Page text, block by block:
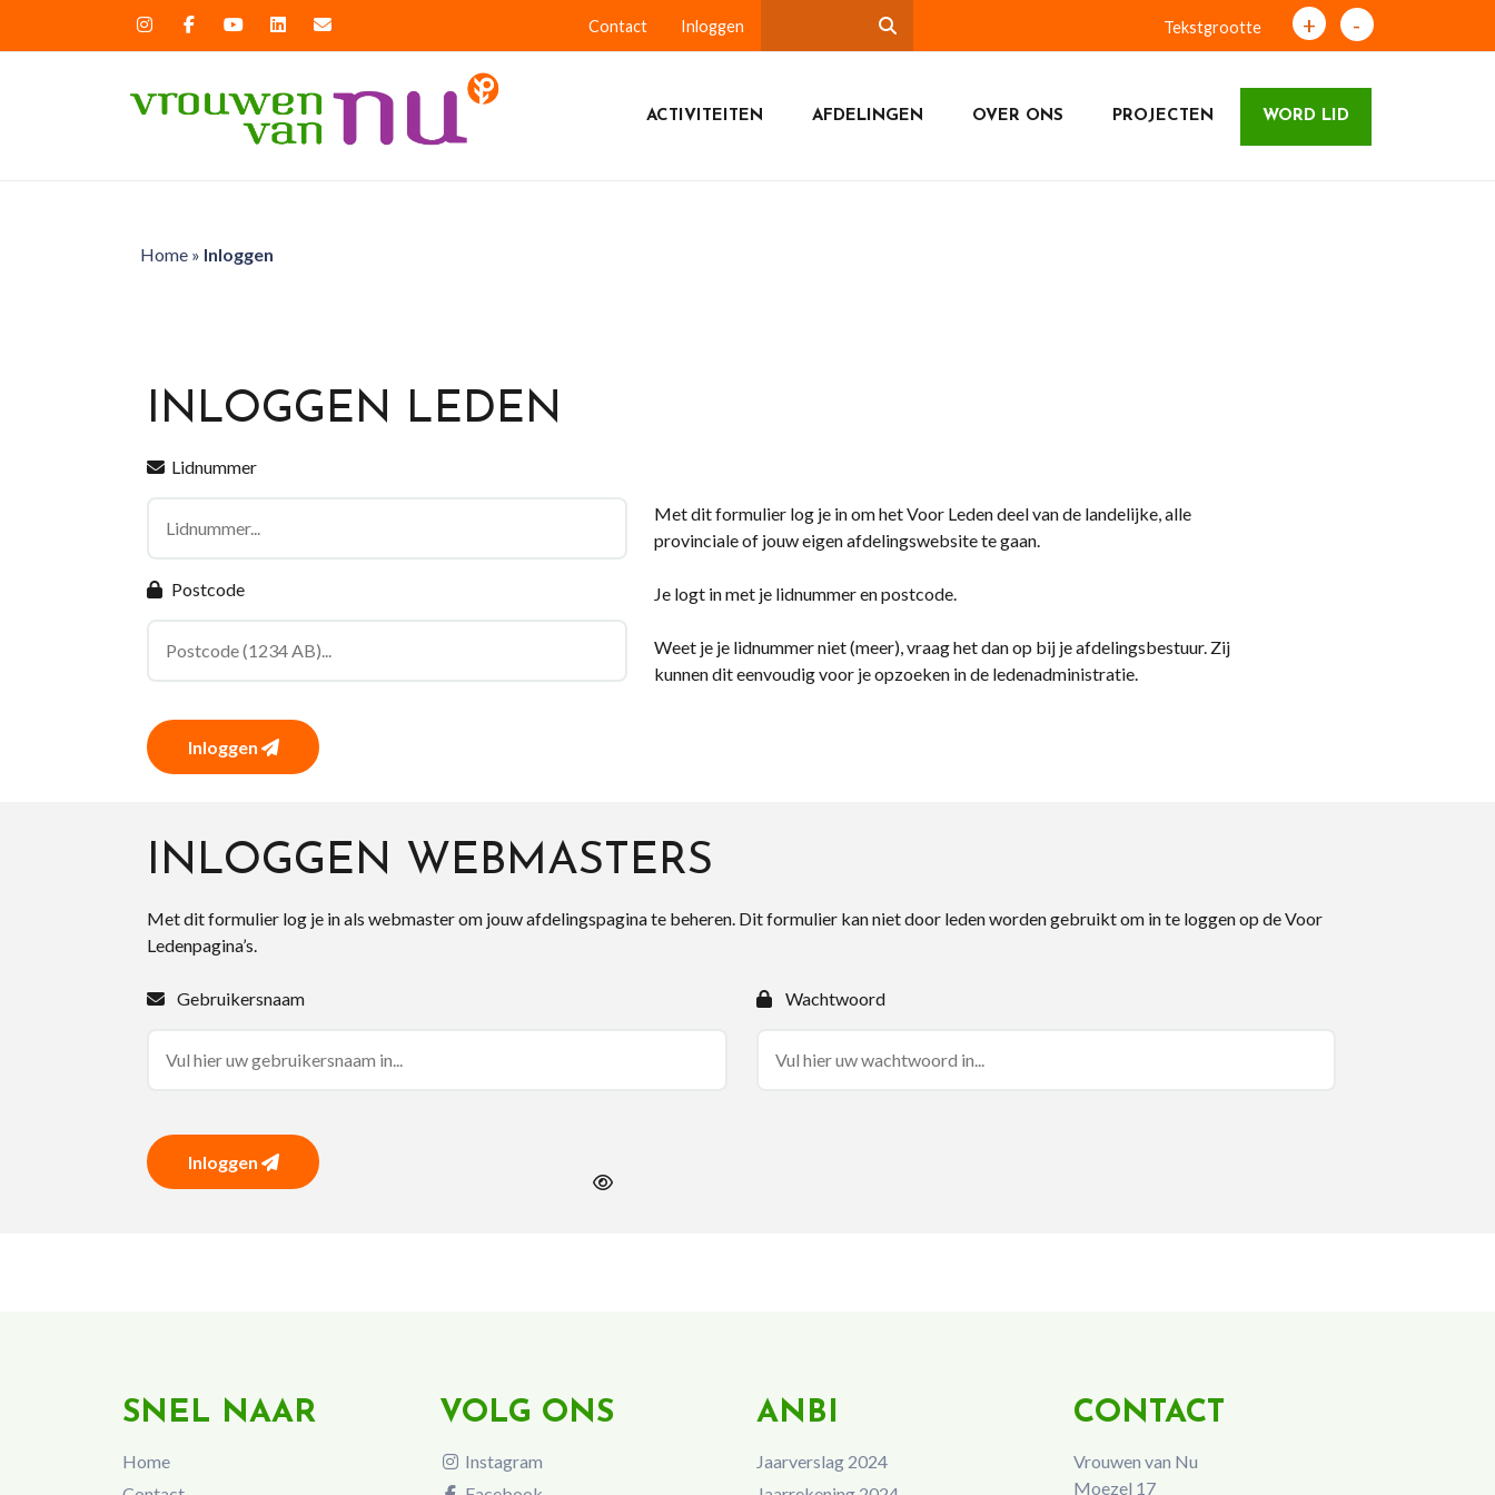
Contact Inloggen Tekstgrootte + -
ACTIVITEITEN AFDELINGEN OVER ONS PROJECTEN WORD LID
Home» Inloggen
INLOGGEN LEDEN
Lidnummer
Postcode
Inloggen
Met dit formulier log je in om het Voor Leden deel van de landelijke, alle
provinciale of jouw eigen afdelingswebsite te gaan.
Je logt in met je lidnummer en postcode.
Weet je je lidnummer niet (meer), vraag het dan op bij je afdelingsbestuur. Zij
kunnen dit eenvoudig voor je opzoeken in de ledenadministratie.
INLOGGEN WEBMASTERS
Met dit formulier log je in als webmaster om jouw afdelingspagina te beheren. Dit formulier kan niet door leden worden gebruikt om in te loggen op de Voor
Ledenpagina’s.
Gebruikersnaam Wachtwoord
Inloggen
SNEL NAAR
Home
VOLG ONS
Instagram
ANBI
Jaarverslag 2024
CONTACT
Vrouwen van Nu
Moezel 17